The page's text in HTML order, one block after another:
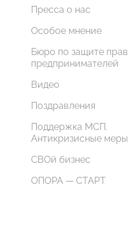
Пресса о нас
Особое мнение
Бюро по защите прав
предпринимателей
Видео
Поздравления
Поддержка МСП.
Антикризисные меры
СВОй бизнес
ОПОРА — СТАРТ